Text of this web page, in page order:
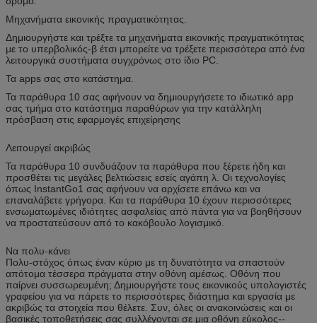
Μηχανήματα εικονικής πραγματικότητας.
Δημιουργήστε και τρέξτε τα μηχανήματα εικονικής πραγματικότητας
με το υπερβολικός-β έτσι μπορείτε να τρέξετε περισσότερα από ένα
λειτουργικά συστήματα συγχρόνως στο ίδιο PC.
Τα apps σας στο κατάστημα.
Τα παράθυρα 10 σας αφήνουν να δημιουργήσετε το ιδιωτικό app
σας τμήμα στο κατάστημα παραθύρων για την κατάλληλη
πρόσβαση στις εφαρμογές επιχείρησης
Λειτουργεί ακριβώς
Τα παράθυρα 10 συνδυάζουν τα παράθυρα που ξέρετε ήδη και
προσθέτει τις μεγάλες βελτιώσεις εσείς αγάπη λ. Οι τεχνολογίες
όπως InstantGo1 σας αφήνουν να αρχίσετε επάνω και να
επαναλάβετε γρήγορα. Και τα παράθυρα 10 έχουν περισσότερες
ενσωματωμένες ιδιότητες ασφαλείας από πάντα για να βοηθήσουν
να προστατεύσουν από το κακόβουλο λογισμικό.
Να πολυ-κάνει
Πολυ-στόχος όπως έναν κύριο με τη δυνατότητα να σπαστούν
απότομα τέσσερα πράγματα στην οθόνη αμέσως. Οθόνη που
παίρνει συσσωρευμένη; Δημιουργήστε τους εικονικούς υπολογιστές
γραφείου για να πάρετε το περισσότερες διάστημα και εργασία με
ακριβώς τα στοιχεία που θέλετε. Συν, όλες οι ανακοινώσεις και οι
βασικές τοποθετήσεις σας συλλέγονται σε μια οθόνη εύκολος--